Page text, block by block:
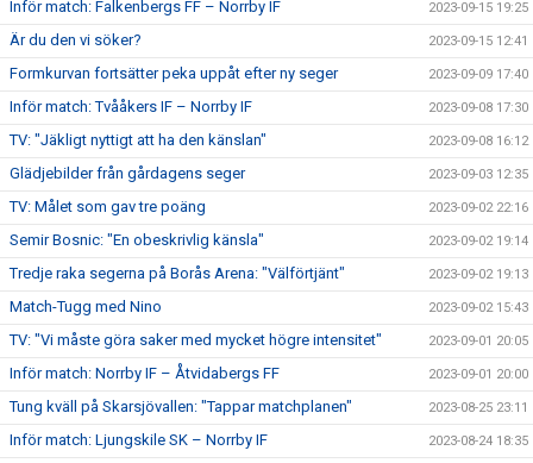
Inför match: Falkenbergs FF – Norrby IF 2023-09-15 19:25
Är du den vi söker? 2023-09-15 12:41
Formkurvan fortsätter peka uppåt efter ny seger 2023-09-09 17:40
Inför match: Tvååkers IF – Norrby IF 2023-09-08 17:30
TV: "Jäkligt nyttigt att ha den känslan" 2023-09-08 16:12
Glädjebilder från gårdagens seger 2023-09-03 12:35
TV: Målet som gav tre poäng 2023-09-02 22:16
Semir Bosnic: "En obeskrivlig känsla" 2023-09-02 19:14
Tredje raka segerna på Borås Arena: "Välförtjänt" 2023-09-02 19:13
Match-Tugg med Nino 2023-09-02 15:43
TV: "Vi måste göra saker med mycket högre intensitet" 2023-09-01 20:05
Inför match: Norrby IF – Åtvidabergs FF 2023-09-01 20:00
Tung kväll på Skarsjövallen: "Tappar matchplanen" 2023-08-25 23:11
Inför match: Ljungskile SK – Norrby IF 2023-08-24 18:35